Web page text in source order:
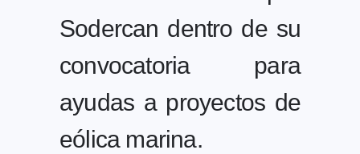
Sodercan dentro de su
convocatoria para
ayudas a proyectos de
eólica marina.